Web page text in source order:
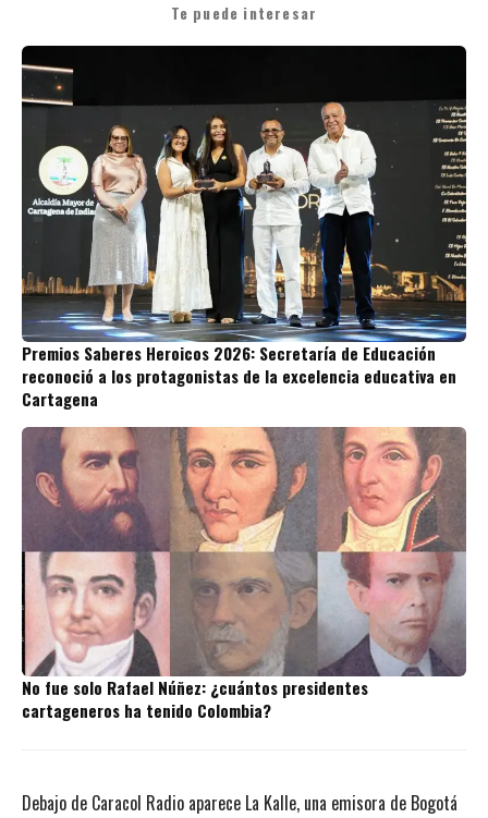
Te puede interesar
Premios Saberes Heroicos 2026: Secretaría de Educación
reconoció a los protagonistas de la excelencia educativa en
Cartagena
No fue solo Rafael Núñez: ¿cuántos presidentes
cartageneros ha tenido Colombia?
Debajo de Caracol Radio aparece La Kalle, una emisora de Bogotá